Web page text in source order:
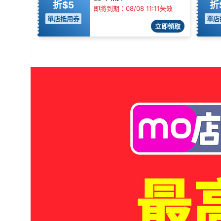
折$5
單店抵用券
即將到期：08/08 11:11失效
立即領取
單店